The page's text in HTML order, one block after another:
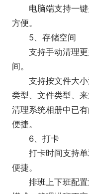
电脑端支持一键
方便。
5、存储空间
支持手动清理更
间。
支持按文件大小
类型、文件类型、
清理系统相册中已
便捷。
6、打卡
打卡时间支持单
便捷。
排班上下班配置